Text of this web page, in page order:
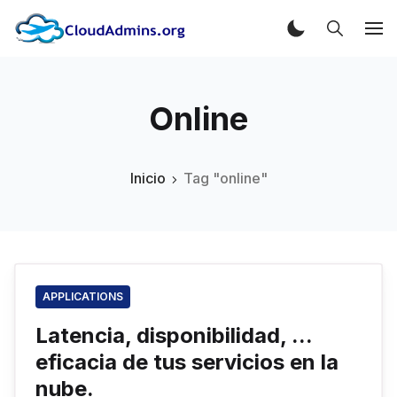
Online
Inicio Tag "online"
APPLICATIONS
Latencia, disponibilidad, ...
eficacia de tus servicios en la
nube.